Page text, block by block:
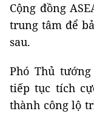
Cộng đồng
trung tâm để
sau.
Phó Thủ
tiếp tục tích
thành công lộ